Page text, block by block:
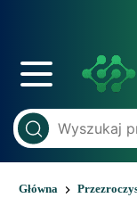
Główna